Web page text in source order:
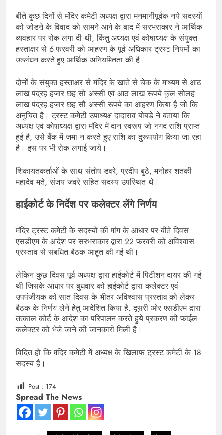
बीते कुछ दिनों से मंदिर कमेटी अध्यक्ष द्वारा मनमानीपूर्वक नये सदस्यों
को जोडऩे के विवाद को सामने आने के बाद में सरभराकार ने आर्थिक
व्यवहार पर रोक लगा दी थी, किंतु अध्यक्ष एवं कोषाध्यक्ष के संयुक्त
हस्ताक्षर से 6 फरवरी को आहरण के पूर्व अधिकार ट्रस्ट नियमों का
उल्लंघन करते हुए आर्थिक अनियमितता की है।
दोनों के संयुक्त हस्ताक्षर से मंदिर के खाते से चेक के माध्यम से आठ
लाख पंद्रह हजार छह सो अस्सी एवं आठ लाख रूपये कुल सोलह
लाख पंद्रह हजार छह सौ अस्सी रूपये का आहरण किया है जो कि
अनुचित है। ट्रस्ट कमेटी उपाध्यक्ष दादाराव बोबडे ने बताया कि
अध्यक्ष एवं कोषाध्यक्ष द्वारा मंदिर में दान स्वरूप जो नगद राशि प्राप्त
हुई है, उसे बैंक में जमा न करते हुए राशि का दुरूपयोग किया जा रहा
है। इस पर भी रोक लगाई जाये।
शिकायतकर्ताओं के साथ संतोष डवरे, प्रदीप बुठे, मनोहर शतकी
महादेव मते, संजय जवरे सहित सदस्य उपस्थित थे।
हाईकोर्ट के निर्देश पर कलेक्टर लेंगे निर्णय
मंदिर ट्रस्ट कमेटी के सदस्यों की मांग के आधार पर बीते दिवस
एसडीएम के आदेश पर सरभराकार द्वारा 22 फरवरी को अविश्वास
प्रस्ताव से संबधित बैठक आहूत की गई थी।
लेकिन कुछ दिवस पूर्व अध्यक्ष द्वारा हाईकोर्ट में पिटीशन दायर की गई
थी जिसके आधार पर बुधवार को हाईकोर्ट द्वारा कलेक्टर एवं
उपपंजीयक को सात दिवस के भीतर अविश्वास प्रस्ताव को लेकर
बैठक के निर्णय लेने हेतु आदेशित किया है, दूसरी ओर एसडीएम द्वारा
तत्काल कोर्ट के आदेश का परिपालन करते हुये प्रकरण की फाईल
कलेक्टर को भेजे जाने की जानकारी मिली है।
विदित हो कि मंदिर कमेटी में अध्यक्ष के खिलाफ ट्रस्ट कमेटी के 18
सदस्य हैं।
Post : 174
Spread The News